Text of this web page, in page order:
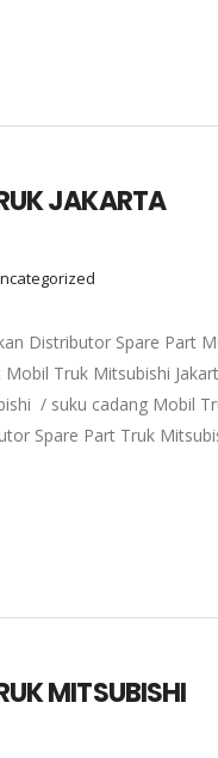
JAKARTA
Distributor Spare Part
Truk Mitsubishi
/ suku cadang Mobil
Spare Part Truk
MITSUBISHI